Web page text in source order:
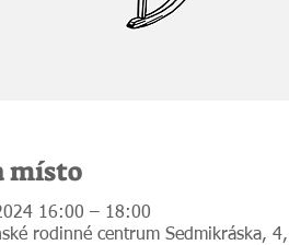
místo
16:00 – 18:00
rodinné centrum Sedmikráska,